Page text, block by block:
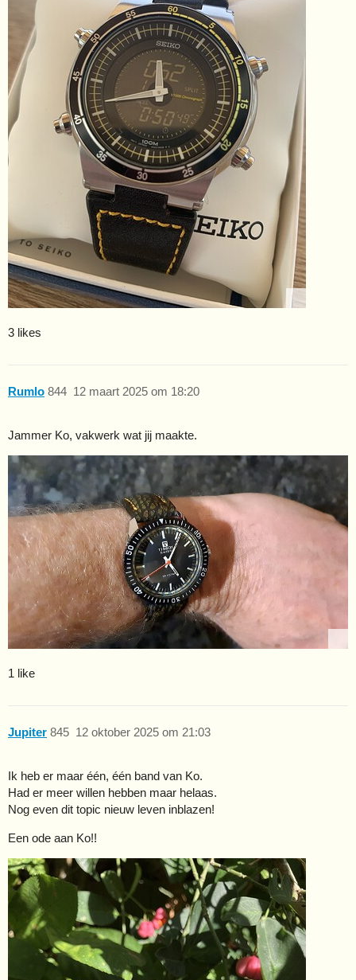
3 likes
Rumlo 12 maart 2025 om 18:20
844
Jammer Ko, vakwerk wat jij maakte.
1 like
Jupiter 12 oktober 2025 om 21:03
845
Ik heb er maar één, één band van Ko.
Had er meer willen hebben maar helaas.
Nog even dit topic nieuw leven inblazen!
Een ode aan Ko!!